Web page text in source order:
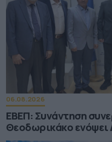
06.08.2026
ΕΒΕΠ: Συνάντηση
Θεοδωρικάκο ενόψει